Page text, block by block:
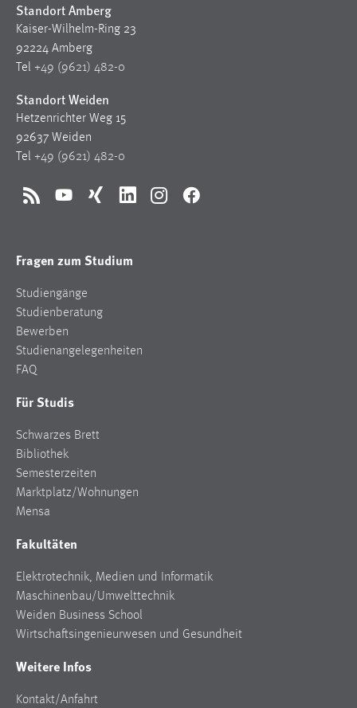
Standort Amberg
Kaiser-Wilhelm-Ring 23
92224 Amberg
Tel +49 (9621) 482-0
Standort Weiden
Hetzenrichter Weg 15
92637 Weiden
Tel +49 (9621) 482-0
RSS YouTubeXing LinkedInInstagramFacebook
Fragen zum Studium
Studiengänge
Studienberatung
Bewerben
Studienangelegenheiten
FAQ
Für Studis
Schwarzes Brett
Bibliothek
Semesterzeiten
Marktplatz/Wohnungen
Mensa
Fakultäten
Elektrotechnik, Medien und Informatik
Maschinenbau/Umwelttechnik
Weiden Business School
Wirtschaftsingenieurwesen und Gesundheit
Weitere Infos
Kontakt/Anfahrt